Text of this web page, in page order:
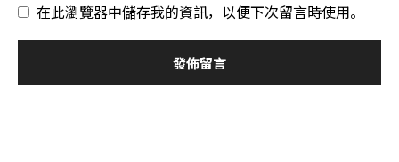
在此瀏覽器中儲存我的資訊，以便下次留言時使用。